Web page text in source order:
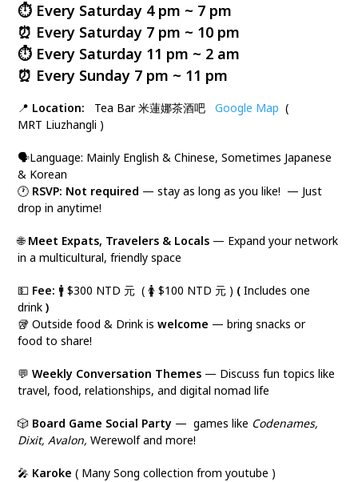
⏱️ Every Saturday 4 pm ~ 7 pm
⏰ Every Saturday 7 pm ~ 10 pm
⏱️ Every Saturday 11 pm ~ 2 am
⏰ Every Sunday 7 pm ~ 11 pm
📍 Location: Tea Bar 米蓮娜茶酒吧Google Map (
MRT Liuzhangli )
🗣️Language: Mainly English & Chinese, Sometimes Japanese
& Korean
🕐 RSVP: Not required — stay as long as you like! — Just
drop in anytime!
🌐 Meet Expats, Travelers & Locals — Expand your network
in a multicultural, friendly space
💵 Fee: 🚹 $300 NTD 元 ( 🚺 $100 NTD 元 ) (Includes one
drink )
🥡 Outside food & Drink iswelcome — bring snacks or
food to share!
💬Weekly Conversation Themes — Discuss fun topics like
travel, food, relationships, and digital nomad life
🎲 Board Game Social Party — games like Codenames,
Dixit, Avalon, Werewolf and more!
🎤 Karoke( Many Song collection from youtube )